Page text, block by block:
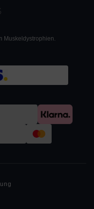
Muskeldystrophien.